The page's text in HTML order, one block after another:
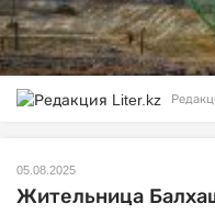
05.08.2025
Жительница